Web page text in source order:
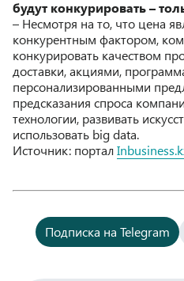
будут конкурировать –
– Несмотря на то, что цена
конкурентным фактором,
конкурировать качеством
доставки, акциями,
персонализированными
предсказания спроса
технологии, развивать
использовать big data.
Источник: портал
Подписка на Telegram